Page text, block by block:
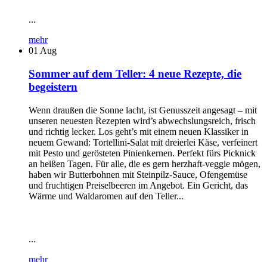
...
mehr
01 Aug
Sommer auf dem Teller: 4 neue Rezepte, die
begeistern
Wenn draußen die Sonne lacht, ist Genusszeit angesagt – mit
unseren neuesten Rezepten wird’s abwechslungsreich, frisch
und richtig lecker. Los geht’s mit einem neuen Klassiker in
neuem Gewand: Tortellini-Salat mit dreierlei Käse, verfeinert
mit Pesto und gerösteten Pinienkernen. Perfekt fürs Picknick
an heißen Tagen. Für alle, die es gern herzhaft-veggie mögen,
haben wir Butterbohnen mit Steinpilz-Sauce, Ofengemüse
und fruchtigen Preiselbeeren im Angebot. Ein Gericht, das
Wärme und Waldaromen auf den Teller...
...
mehr